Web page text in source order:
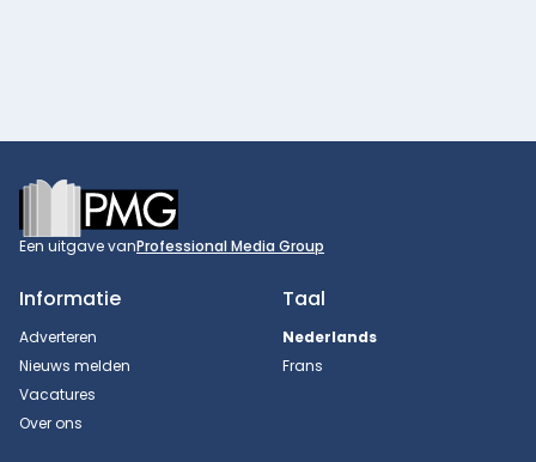
Footer
Een uitgave vanProfessional Media Group
Informatie
Adverteren
Nieuws melden
Vacatures
Over ons
Taal
Nederlands
Frans